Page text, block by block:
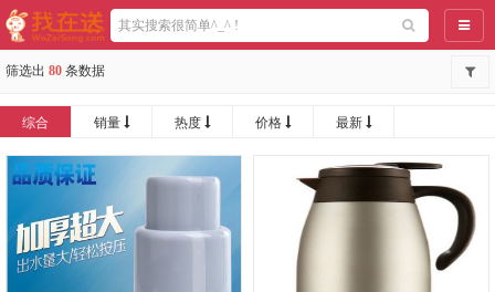
导航
筛选出 80 条数据
综合 销量 热度 价格 最新